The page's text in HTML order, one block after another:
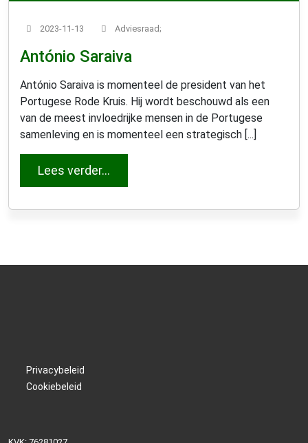
2023-11-13 Adviesraad;
António Saraiva
António Saraiva is momenteel de president van het
Portugese Rode Kruis. Hij wordt beschouwd als een
van de meest invloedrijke mensen in de Portugese
samenleving en is momenteel een strategisch [...]
Lees verder…
Privacybeleid
Cookiebeleid